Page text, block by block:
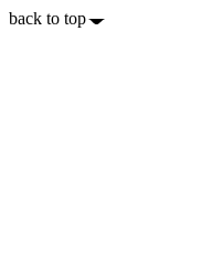
back to top